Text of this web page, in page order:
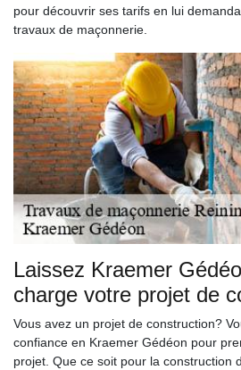
pour découvrir ses tarifs en lui
travaux de maçonnerie.
Laissez Kraemer
charge votre projet de
Vous avez un projet de construction?
confiance en Kraemer Gédéon pour
projet. Que ce soit pour la construction